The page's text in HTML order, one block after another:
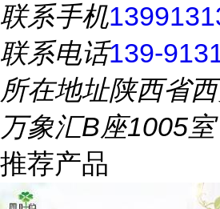
联系手机
联系电话139-
所在地址陕西省
万象汇B座1005室
推荐产品